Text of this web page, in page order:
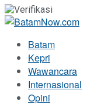
Batam
Kepri
Wawancara
Internasional
Opini